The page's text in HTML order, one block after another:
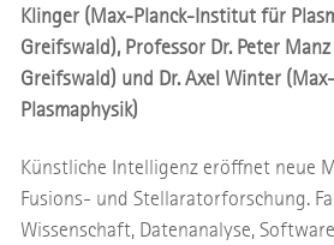
Klinger (Max-Planck-Institut für
Greifswald), Professor Dr. Peter
Greifswald) und Dr. Axel Winter
Plasmaphysik)
Künstliche Intelligenz eröffnet neue
Fusions- und Stellaratorforschung.
Wissenschaft, Datenanalyse,